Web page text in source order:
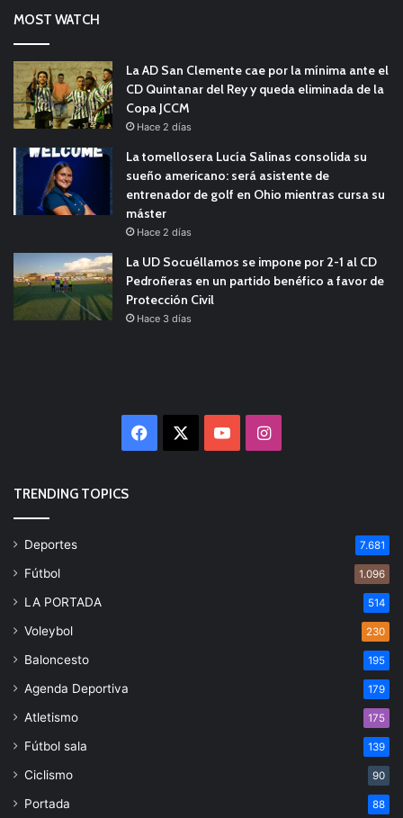
MOST WATCH
La AD San Clemente cae por la mínima ante el
CD Quintanar del Rey y queda eliminada de la
Copa JCCM
Hace 2 días
La tomellosera Lucía Salinas consolida su
sueño americano: será asistente de
entrenador de golf en Ohio mientras cursa su
máster
Hace 2 días
La UD Socuéllamos se impone por 2-1 al CD
Pedroñeras en un partido benéfico a favor de
Protección Civil
Hace 3 días
Facebook YouTubeInstagram
TRENDING TOPICS
Deportes 7.681
Fútbol 1.096
LA PORTADA 514
Voleybol 230
Baloncesto 195
Agenda Deportiva 179
Atletismo 175
Fútbol sala 139
Ciclismo 90
Portada 88